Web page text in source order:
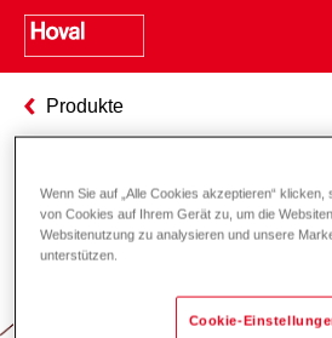
Produkte
Verantwortung für
Wenn Sie auf „Alle Cookies akzeptieren“
von Cookies auf Ihrem Gerät zu, um die
Websitenutzung zu analysieren und unsere
unterstützen.
Cookie-